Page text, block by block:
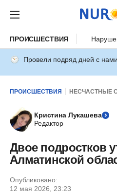
ПРОИСШЕСТВИЯ
Провели подряд дней с нами
ПРОИСШЕСТВИЯ НЕСЧАСТНЫЕ
Кристина Лукашева
Редактор
Двое подростков
Алматинской
Опубликовано:
12 мая 2026, 23:23